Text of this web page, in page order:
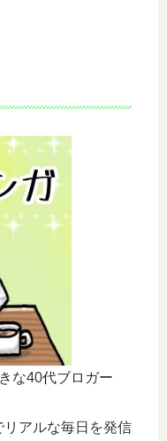
な40代ブロガー
アルな毎日を発信